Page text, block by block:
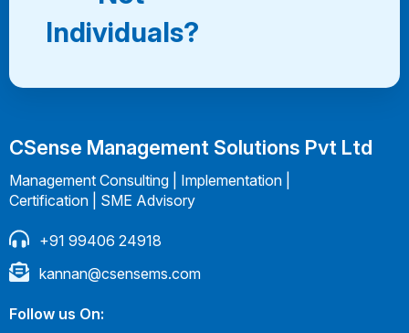
Individuals?
CSense Management Solutions Pvt Ltd
Management Consulting | Implementation |
Certification | SME Advisory
+91 99406 24918
kannan@csensems.com
Follow us On: